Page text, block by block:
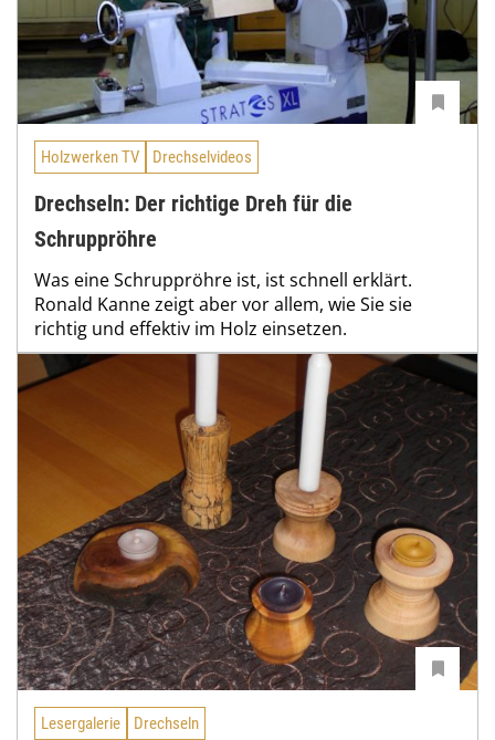
Holzwerken TV Drechselvideos
Drechseln: Der richtige Dreh für die
Schruppröhre
Was eine Schruppröhre ist, ist schnell erklärt.
Ronald Kanne zeigt aber vor allem, wie Sie sie
richtig und effektiv im Holz einsetzen.
Lesergalerie Drechseln